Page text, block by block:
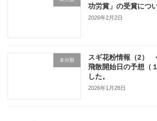
功労賞」の受賞につ
2026年2月2日
未分類
スギ花粉情報（2）
飛散開始日の予想（
した。
2026年1月28日